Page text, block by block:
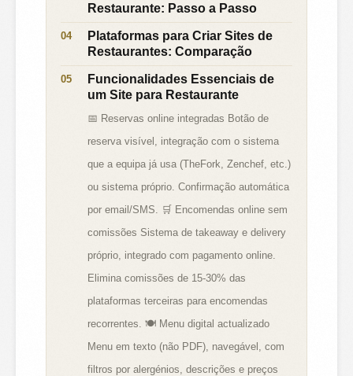
Restaurante: Passo a Passo
Plataformas para Criar Sites de
Restaurantes: Comparação
Funcionalidades Essenciais de
um Site para Restaurante
📅 Reservas online integradas Botão de
reserva visível, integração com o sistema
que a equipa já usa (TheFork, Zenchef, etc.)
ou sistema próprio. Confirmação automática
por email/SMS. 🛒 Encomendas online sem
comissões Sistema de takeaway e delivery
próprio, integrado com pagamento online.
Elimina comissões de 15-30% das
plataformas terceiras para encomendas
recorrentes. 🍽️ Menu digital actualizado
Menu em texto (não PDF), navegável, com
filtros por alergénios, descrições e preços